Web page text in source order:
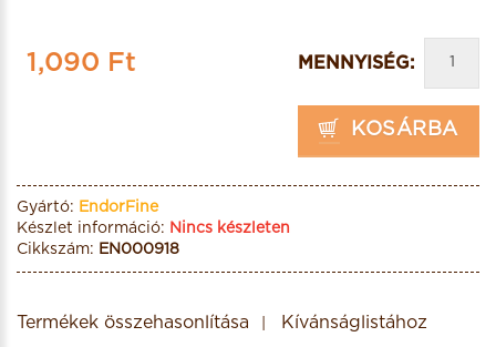
1,090 Ft MENNYISÉG:
KOSÁRBA
Gyártó: EndorFine
Készlet információ: Nincs készleten
Cikkszám: EN000918
Termékek összehasonlítása Kívánságlistához